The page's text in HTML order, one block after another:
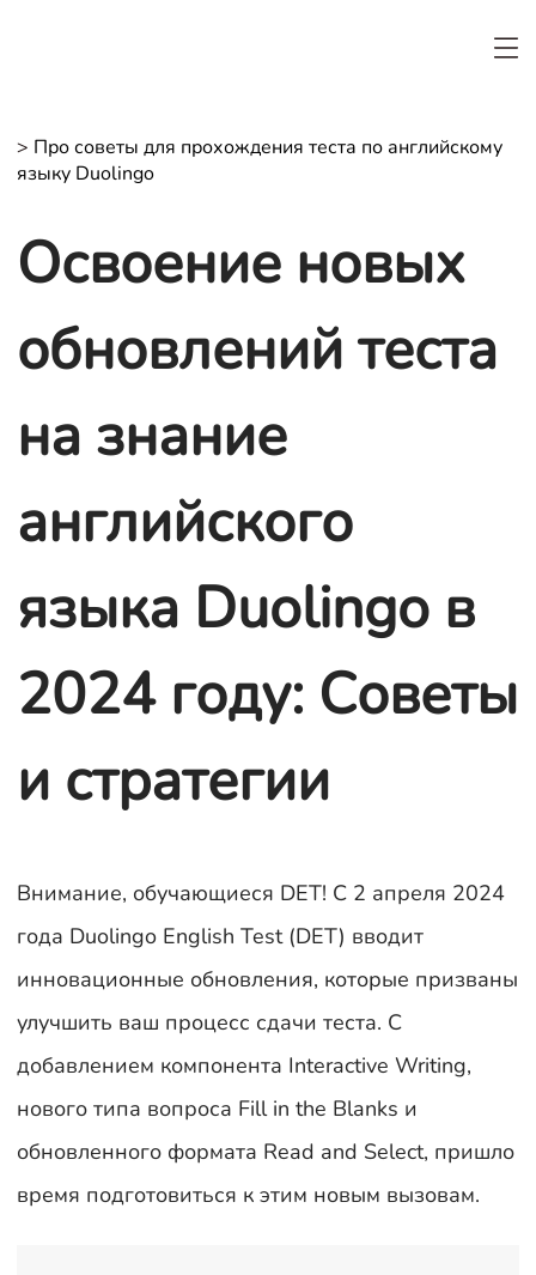
> Про советы для прохождения теста по английскому
языку Duolingo
Освоение новых
обновлений теста
на знание
английского
языка Duolingo в
2024 году: Советы
и стратегии
Внимание, обучающиеся DET! С 2 апреля 2024
года Duolingo English Test (DET) вводит
инновационные обновления, которые призваны
улучшить ваш процесс сдачи теста. С
добавлением компонента Interactive Writing,
нового типа вопроса Fill in the Blanks и
обновленного формата Read and Select, пришло
время подготовиться к этим новым вызовам.